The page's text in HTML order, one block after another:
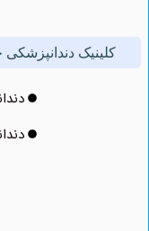
دندانپزشکی خیابان